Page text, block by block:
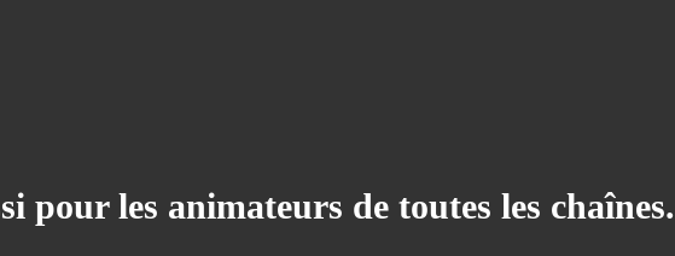
pour les animateurs de toutes les chaînes.